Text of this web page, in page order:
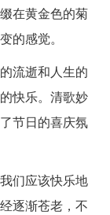
在黄金色的菊
的感觉。
流逝和人生的
快乐。清歌妙
节日的喜庆氛
们应该快乐地
逐渐苍老，不